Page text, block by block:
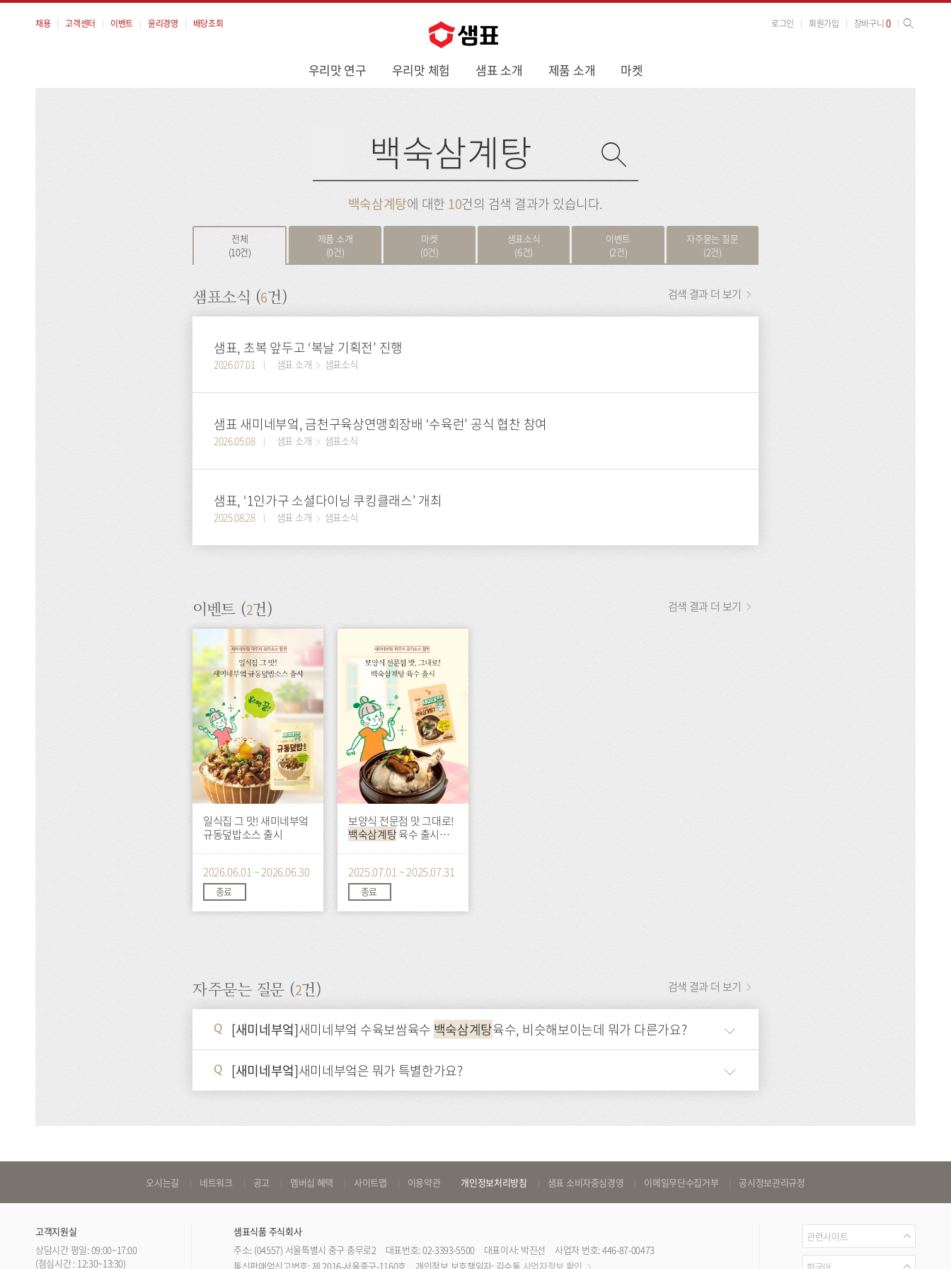
뉴
우리맛 연구 우리맛 체험 샘표 소개 제품 소개 마켓
채용 고객센터 이벤트 윤리경영 배당조회 로그인 회원가입 장바구니0 사이트 검색
검
검
백숙삼계탕에 대한 10건의 검색 결과가 있습니다.
전체
(10건)
제품 소개
(0건)
마켓
(0건)
샘표소식
(6건)
이벤트
(2건)
자주묻는 질문
(2건)
샘표소식 (6건)
샘표, 초복 앞두고 ‘복날 기획전’ 진행
2026.07.01 샘표 소개 샘표소식
샘표 새미네부엌, 금천구육상연맹회장배 ‘수육런’ 공식 협찬 참여
2026.05.08 샘표 소개 샘표소식
샘표, ‘1인가구 소셜다이닝 쿠킹클래스’ 개최
2025.08.28 샘표 소개 샘표소식
검색 결과 더 보기
이벤트 (2건)
일식집 그 맛! 새미네부엌
규동덮밥소스 출시
2026.06.01 ~ 2026.06.30
종료
보양식 전문점 맛 그대로!
백숙삼계탕육수 출시
2025.07.01 ~ 2025.07.31
종료
검색 결과 더 보기
자주묻는 질문 (2건)
Q [새미네부엌]새미네부엌 수육보쌈육수 백숙삼계탕육수, 비슷해보이는데 뭐가 다른가요?
Q [새미네부엌]새미네부엌은 뭐가 특별한가요?
검색 결과 더 보기
로
기
링
오시는길 네트워크 공고 멤버십 혜택 사이트맵 이용약관 개인정보처리방침 샘표 소비자중심경영 이메일무단수집거부 공시정보관리규정
관
련
관련사이트
고객지원실
상담시간 평일: 09:00~17:00
(점심시간 : 12:30~13:30)
샘표식품 주식회사
주소: (04557) 서울특별시 중구 충무로2
대표번호: 02-3393-5500 대표이사: 박진선
사업자 번호: 446-87-00473
통신판매업신고번호: 제 2016-서울중구-1160호
개인정보 보호책임자: 김수동 사업자정보 확인